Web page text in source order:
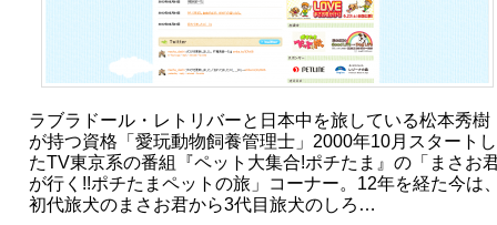
ラブラドール・レトリバーと日本中を旅している松本秀樹
が持つ資格「愛玩動物飼養管理士」2000年10月スタートし
たTV東京系の番組『ペット大集合!ポチたま』の「まさお
が行く!!ポチたまペットの旅」コーナー。12年を経た今は
初代旅犬のまさお君から3代目旅犬のしろ…